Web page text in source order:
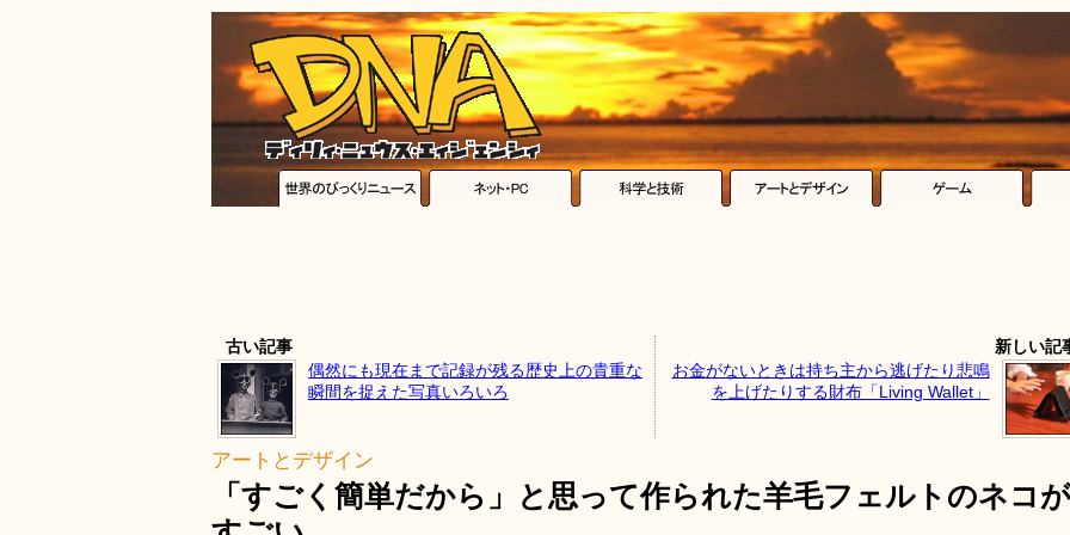
古い記事
偶然にも現在まで記録が残る歴史上の貴重な
瞬間を捉えた写真いろいろ
新しい記
お金がないときは持ち主から逃げたり悲鳴
を上げたりする財布「Living Wallet」
アートとデザイン
「すごく簡単だから」と思って作られた羊毛フェルトのネコが